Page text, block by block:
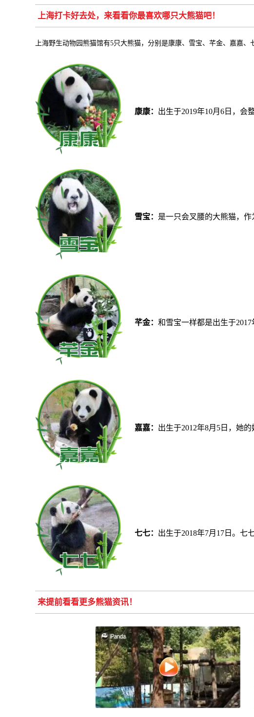
上海打卡好去处，来看看你最喜欢哪只大熊猫吧！
上海野生动物园熊猫馆有5只大熊猫，分别是康康、雪宝、芊金、嘉嘉
康康： 出生于2019年10月6日，会
雪宝： 是一只会叉腰的大熊猫，
芊金： 和雪宝一样都是出生于
嘉嘉： 出生于2012年8月5日，她
七七： 出生于2018年7月17日。七
来提前看看更多熊猫资讯！